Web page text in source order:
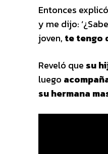
Entonces
y me dijo:
joven, te tengo
Reveló que su
luego
su hermana